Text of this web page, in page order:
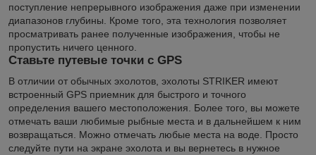
поступление непрерывного изображения даже при изменении
диапазонов глубины. Кроме того, эта технология позволяет
просматривать ранее полученные изображения, чтобы не
пропустить ничего ценного.
Ставьте путевые точки с GPS
В отличии от обычных эхолотов, эхолоты STRIKER имеют
встроенный GPS приемник для быстрого и точного
определения вашего местоположения. Более того, вы можете
отмечать ваши любимые рыбные места и в дальнейшем к ним
возвращаться. Можно отмечать любые места на воде. Просто
следуйте пути на экране эхолота и вы вернетесь в нужное